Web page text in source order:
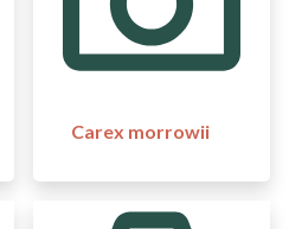
Carex morrowii